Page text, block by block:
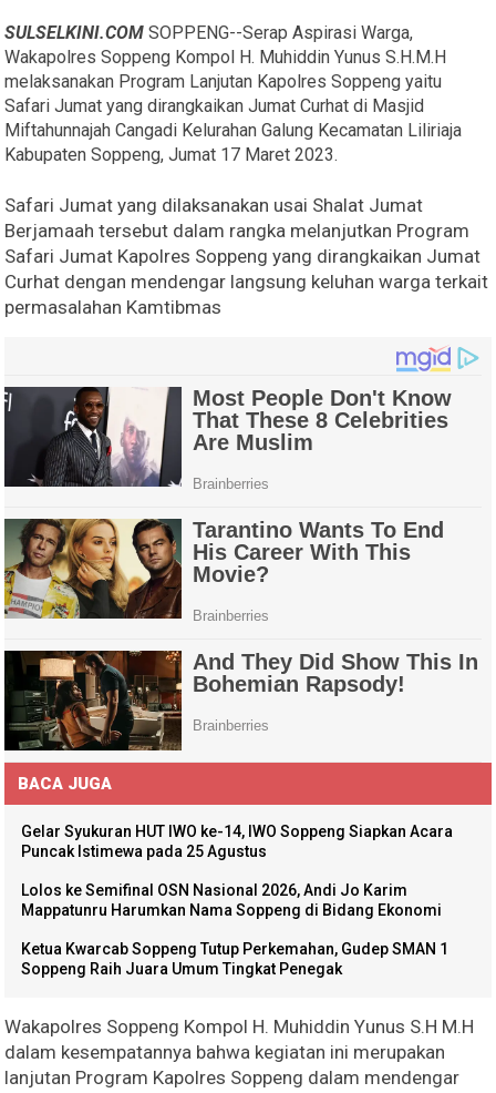
SULSELKINI.COM SOPPENG--Serap Aspirasi Warga,
Wakapolres Soppeng Kompol H. Muhiddin Yunus S.H.M.H
melaksanakan Program Lanjutan Kapolres Soppeng yaitu
Safari Jumat yang dirangkaikan Jumat Curhat di Masjid
Miftahunnajah Cangadi Kelurahan Galung Kecamatan Liliriaja
Kabupaten Soppeng, Jumat 17 Maret 2023.
Safari Jumat yang dilaksanakan usai Shalat Jumat
Berjamaah tersebut dalam rangka melanjutkan Program
Safari Jumat Kapolres Soppeng yang dirangkaikan Jumat
Curhat dengan mendengar langsung keluhan warga terkait
permasalahan Kamtibmas
BACA JUGA
Gelar Syukuran HUT IWO ke-14, IWO Soppeng Siapkan Acara
Puncak Istimewa pada 25 Agustus
Lolos ke Semifinal OSN Nasional 2026, Andi Jo Karim
Mappatunru Harumkan Nama Soppeng di Bidang Ekonomi
Ketua Kwarcab Soppeng Tutup Perkemahan, Gudep SMAN 1
Soppeng Raih Juara Umum Tingkat Penegak
Wakapolres Soppeng Kompol H. Muhiddin Yunus S.H M.H
dalam kesempatannya bahwa kegiatan ini merupakan
lanjutan Program Kapolres Soppeng dalam mendengar